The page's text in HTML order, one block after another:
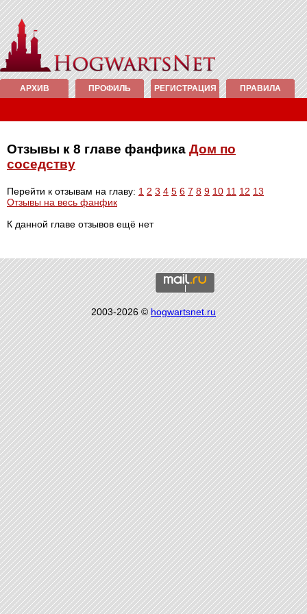
АРХИВ ПРОФИЛЬ РЕГИСТРАЦИЯ ПРАВИЛА
Отзывы к 8 главе фанфика Дом по
соседству
Перейти к отзывам на главу: 1 2 3 4 5 6 7 8 9 10 11 12 13
Отзывы на весь фанфик
К данной главе отзывов ещё нет
2003-2026 ©hogwartsnet.ru